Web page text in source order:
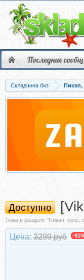
Последние
Складчина биз Пикап,
Доступно
Тема в разделе "Пикап, секс,
Цена: 3299 руб -